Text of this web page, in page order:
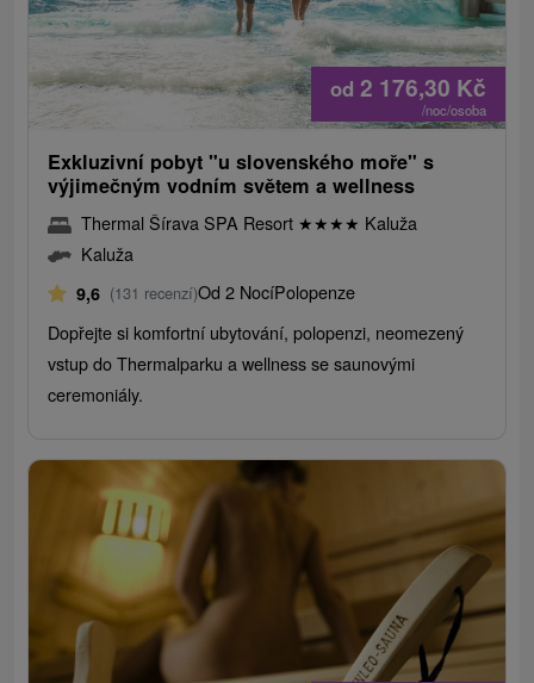
od 2 176,30 Kč
/noc/osoba
Exkluzivní pobyt "u slovenského moře" s
výjimečným vodním světem a wellness
Thermal Šírava SPA Resort ★★★★ Kaluža
Kaluža
9,6 (131 recenzí)Od 2 NocíPolopenze
Dopřejte si komfortní ubytování, polopenzi, neomezený
vstup do Thermalparku a wellness se saunovými
ceremoniály.